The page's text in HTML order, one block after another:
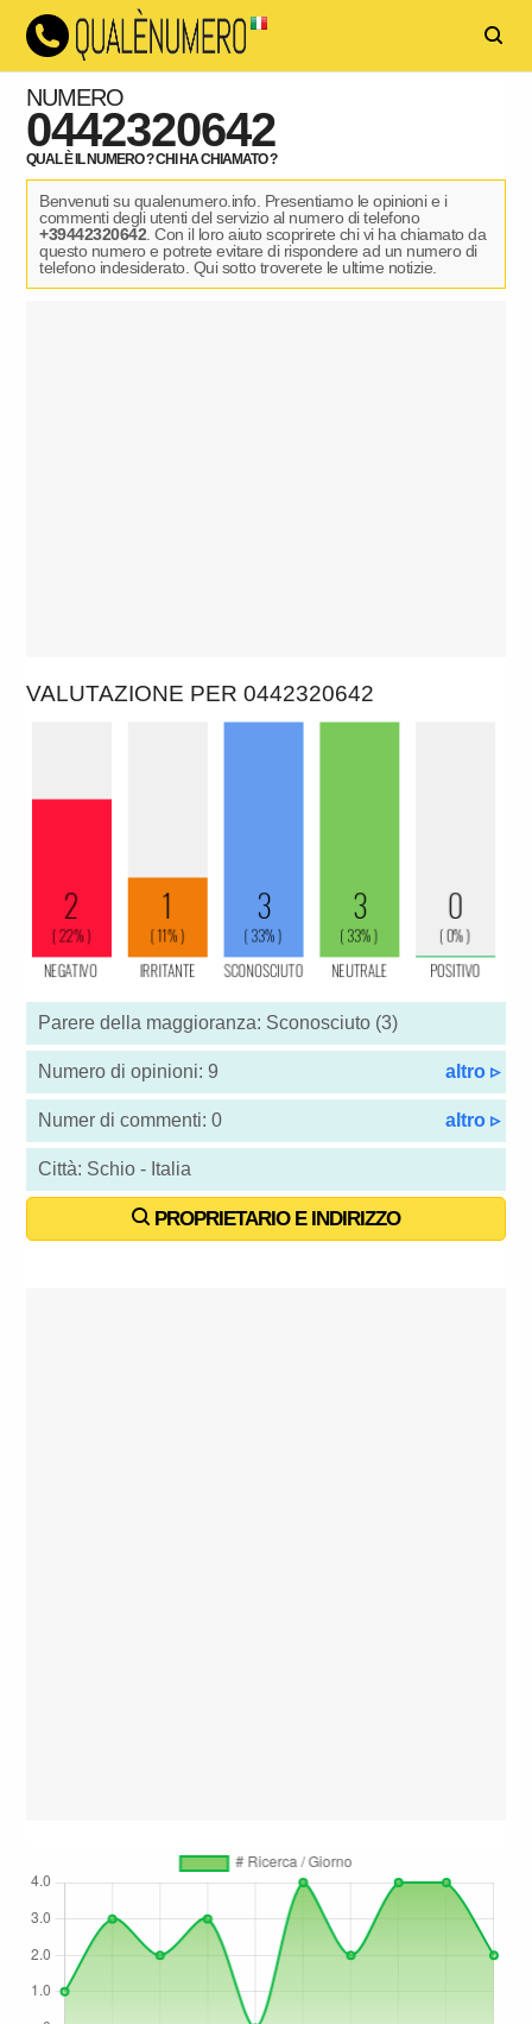
NUMERO
0442320642
QUAL È IL NUMERO ? CHI HA CHIAMATO ?
Benvenuti su qualenumero.info. Presentiamo le opinioni e i
commenti degli utenti del servizio al numero di telefono
+39442320642 . Con il loro aiuto scoprirete chi vi ha chiamato da
questo numero e potrete evitare di rispondere ad un numero di
telefono indesiderato. Qui sotto troverete le ultime notizie.
VALUTAZIONE PER 0442320642
Parere della maggioranza: Sconosciuto (3)
Numero di opinioni: 9 altro ▹
Numer di commenti: 0 altro ▹
Città: Schio - Italia
PROPRIETARIO E INDIRIZZO